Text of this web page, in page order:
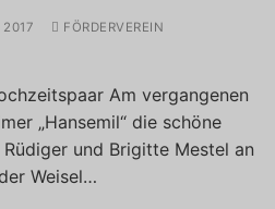
2017
FÖRDERVEREIN
Am vergangenen
„Hansemil“ die schöne
und Brigitte Mestel an
Weisel…